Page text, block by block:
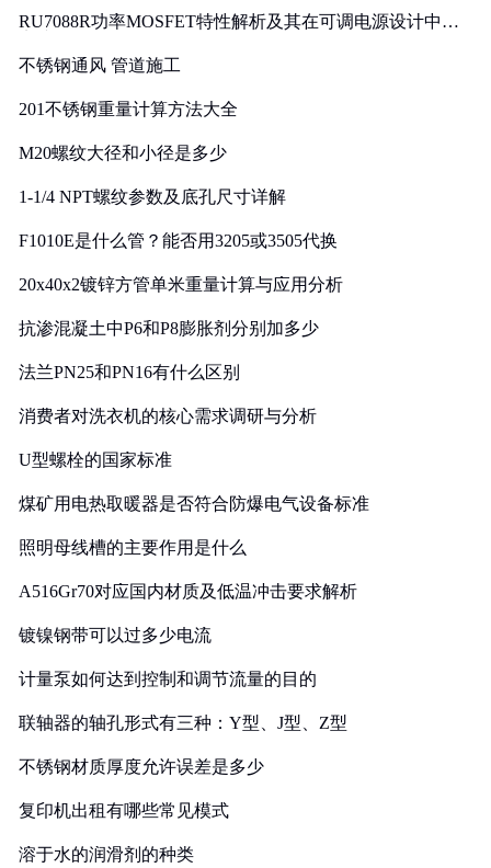
RU7088R功率MOSFET特性解析及其在可调电源设计中的
不锈钢通风 管道施工
201不锈钢重量计算方法大全
M20螺纹大径和小径是多少
1-1/4 NPT螺纹参数及底孔尺寸详解
F1010E是什么管？能否用3205或3505代换
20x40x2镀锌方管单米重量计算与应用分析
抗渗混凝土中P6和P8膨胀剂分别加多少
法兰PN25和PN16有什么区别
消费者对洗衣机的核心需求调研与分析
U型螺栓的国家标准
煤矿用电热取暖器是否符合防爆电气设备标准
照明母线槽的主要作用是什么
A516Gr70对应国内材质及低温冲击要求解析
镀镍钢带可以过多少电流
计量泵如何达到控制和调节流量的目的
联轴器的轴孔形式有三种：Y型、J型、Z型
不锈钢材质厚度允许误差是多少
复印机出租有哪些常见模式
溶于水的润滑剂的种类